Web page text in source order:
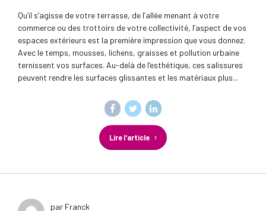
Qu’il s’agisse de votre terrasse, de l’allée menant à votre
commerce ou des trottoirs de votre collectivité, l’aspect de vos
espaces extérieurs est la première impression que vous donnez.
Avec le temps, mousses, lichens, graisses et pollution urbaine
ternissent vos surfaces. Au-delà de l’esthétique, ces salissures
peuvent rendre les surfaces glissantes et les matériaux plus...
Lire l'article
par Franck